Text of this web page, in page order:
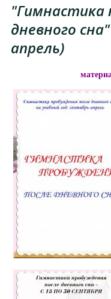
"Гимнастика
дневного
апрель)